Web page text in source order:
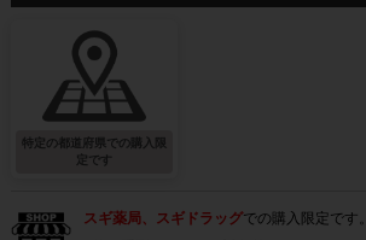
特定の都道府県での購入限
定です
スギ薬局、スギドラッグでの購入限定です。